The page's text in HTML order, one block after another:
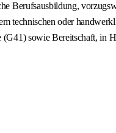
Berufsausbildung,
technischen oder
sowie Bereitschaft, in